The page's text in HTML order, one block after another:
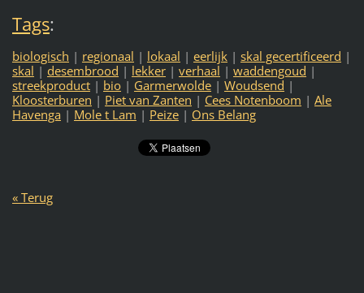
Tags:
biologisch | regionaal | lokaal | eerlijk | skal gecertificeerd |
skal | desembrood | lekker | verhaal | waddengoud |
streekproduct | bio | Garmerwolde | Woudsend |
Kloosterburen | Piet van Zanten | Cees Notenboom | Ale
Havenga | Mole t Lam | Peize | Ons Belang
« Terug